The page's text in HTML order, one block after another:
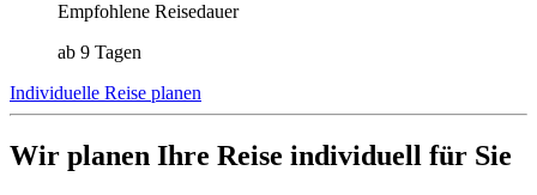
Empfohlene Reisedauer
ab 9 Tagen
Individuelle Reise planen
Wir planen Ihre Reise individuell für Sie